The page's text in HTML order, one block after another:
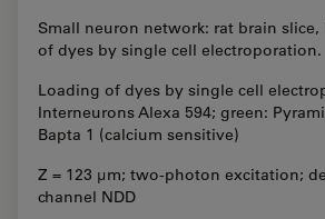
Small neuron network: rat brain slice,
of dyes by single cell electroporation.
Loading of dyes by single cell
Interneurons Alexa 594; green:
Bapta 1 (calcium sensitive)
Z = 123 µm; two-photon excitation;
channel NDD